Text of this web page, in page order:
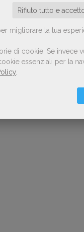
Rifiuto tutto e
migliorare la tua
di cookie. Se invece
essenziali per la